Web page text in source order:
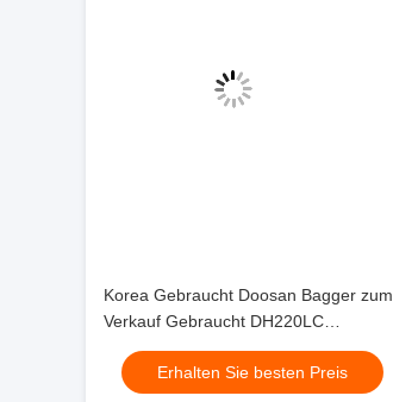
Korea Gebraucht Doosan Bagger zum
Verkauf Gebraucht DH220LC
Jindongyu Maschinen
Erhalten Sie besten Preis